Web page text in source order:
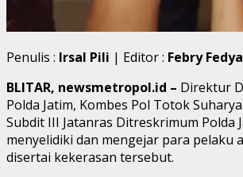
Penulis : Irsal Pili | Editor : Febry
BLITAR, newsmetropol.id – Direktur
Polda Jatim, Kombes Pol Totok
Subdit III Jatanras Ditreskrimum Polda
menyelidiki dan mengejar para pelaku
disertai kekerasan tersebut.